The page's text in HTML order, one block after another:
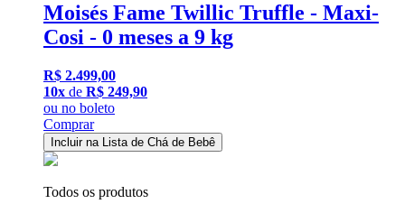
Moisés Fame Twillic Truffle - Maxi-
Cosi - 0 meses a 9 kg
R$ 2.499,00
10x de R$ 249,90
ou no boleto
Comprar
Incluir na Lista de Chá de Bebê
Todos os produtos